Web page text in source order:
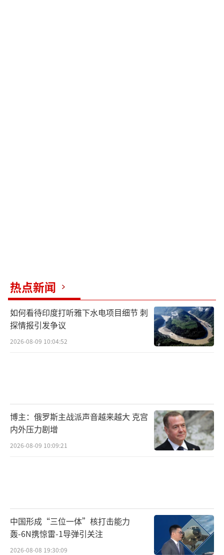
热点新闻
如何看待印度打听雅下水电项目细节 刺
探情报引发争议
2026-08-09 10:04:52
博主：俄罗斯主战派声音越来越大 克宫
内外压力剧增
2026-08-09 10:09:21
中国形成“三位一体”核打击能力
轰-6N携惊雷-1导弹引关注
2026-08-08 19:30:09